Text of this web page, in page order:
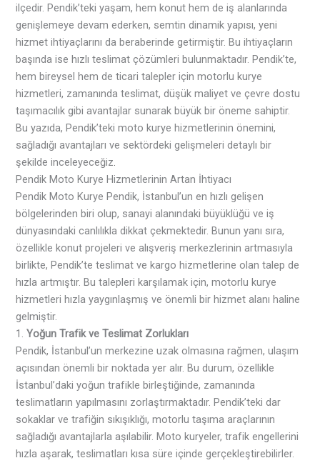
ilçedir. Pendik’teki yaşam, hem konut hem de iş alanlarında
genişlemeye devam ederken, semtin dinamik yapısı, yeni
hizmet ihtiyaçlarını da beraberinde getirmiştir. Bu ihtiyaçların
başında ise hızlı teslimat çözümleri bulunmaktadır. Pendik’te,
hem bireysel hem de ticari talepler için motorlu kurye
hizmetleri, zamanında teslimat, düşük maliyet ve çevre dostu
taşımacılık gibi avantajlar sunarak büyük bir öneme sahiptir.
Bu yazıda, Pendik’teki moto kurye hizmetlerinin önemini,
sağladığı avantajları ve sektördeki gelişmeleri detaylı bir
şekilde inceleyeceğiz.
Pendik Moto Kurye Hizmetlerinin Artan İhtiyacı
Pendik Moto Kurye Pendik, İstanbul’un en hızlı gelişen
bölgelerinden biri olup, sanayi alanındaki büyüklüğü ve iş
dünyasındaki canlılıkla dikkat çekmektedir. Bunun yanı sıra,
özellikle konut projeleri ve alışveriş merkezlerinin artmasıyla
birlikte, Pendik’te teslimat ve kargo hizmetlerine olan talep de
hızla artmıştır. Bu talepleri karşılamak için, motorlu kurye
hizmetleri hızla yaygınlaşmış ve önemli bir hizmet alanı haline
gelmiştir.
1.Yoğun Trafik ve Teslimat Zorlukları
Pendik, İstanbul’un merkezine uzak olmasına rağmen, ulaşım
açısından önemli bir noktada yer alır. Bu durum, özellikle
İstanbul’daki yoğun trafikle birleştiğinde, zamanında
teslimatların yapılmasını zorlaştırmaktadır. Pendik’teki dar
sokaklar ve trafiğin sıkışıklığı, motorlu taşıma araçlarının
sağladığı avantajlarla aşılabilir. Moto kuryeler, trafik engellerini
hızla aşarak, teslimatları kısa süre içinde gerçekleştirebilirler.